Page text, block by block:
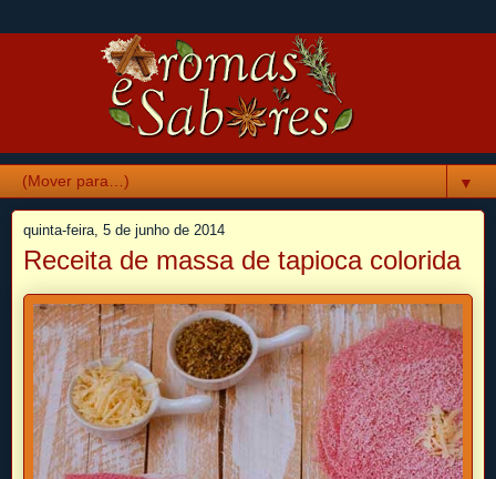
▼
quinta-feira, 5 de junho de 2014
Receita de massa de tapioca colorida